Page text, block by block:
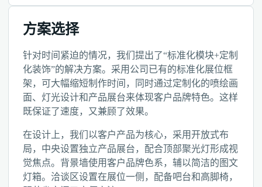
方案选择
针对时间紧迫的情况，我们提出了“标准化模块+定制
化装饰”的解决方案。采用公司已有的标准化展位框
架，可大幅缩短制作时间，同时通过定制化的喷绘画
面、灯光设计和产品展台来体现客户品牌特色。这样
既保证了速度，又兼顾了效果。
在设计上，我们以客户产品为核心，采用开放式布
局，中央设置独立产品展台，配合顶部聚光灯形成视
觉焦点。背景墙使用客户品牌色系，辅以简洁的图文
灯箱。洽谈区设置在展位一侧，配备吧台和高脚椅，